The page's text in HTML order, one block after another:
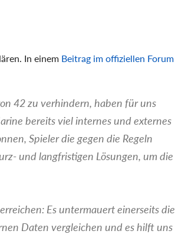
In einem Beitrag im offiziellen Forum
42 zu verhindern, haben für uns
bereits viel internes und externes
Spieler die gegen die Regeln
und langfristigen Lösungen, um die
Es untermauert einerseits die
Daten vergleichen und es hilft uns